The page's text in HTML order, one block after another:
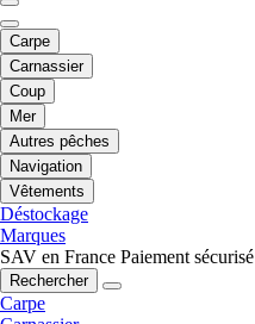
Carpe
Carnassier
Coup
Mer
Autres pêches
Navigation
Vêtements
Déstockage
Marques
SAV en France Paiement sécurisé
Rechercher
Carpe